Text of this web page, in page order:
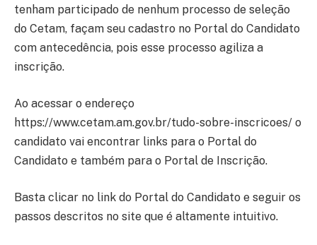
tenham participado de nenhum processo de seleção
do Cetam, façam seu cadastro no Portal do Candidato
com antecedência, pois esse processo agiliza a
inscrição.
Ao acessar o endereço
https://www.cetam.am.gov.br/tudo-sobre-inscricoes/ o
candidato vai encontrar links para o Portal do
Candidato e também para o Portal de Inscrição.
Basta clicar no link do Portal do Candidato e seguir os
passos descritos no site que é altamente intuitivo.